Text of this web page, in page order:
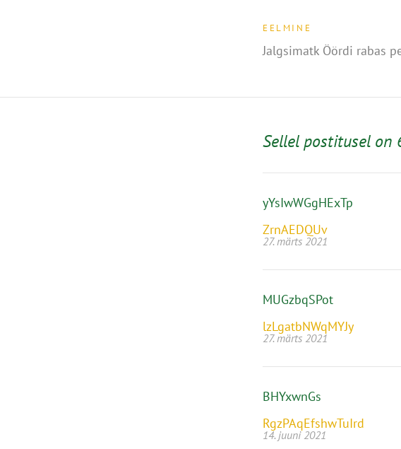
EELMINE
Jalgsimatk Öördi rabas
Sellel postitusel on
yYsIwWGgHExTp
ZrnAEDQUv
27. märts 2021
MUGzbqSPot
lzLgatbNWqMYJy
27. märts 2021
BHYxwnGs
RgzPAqEfshwTuIrd
14. juuni 2021